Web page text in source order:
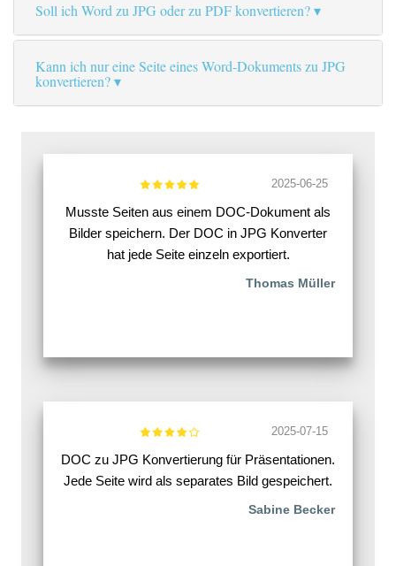
Soll ich Word zu JPG oder zu PDF konvertieren?
Kann ich nur eine Seite eines Word-Dokuments zu JPG
konvertieren?
2025-06-25
Musste Seiten aus einem DOC-Dokument als
Bilder speichern. Der DOC in JPG Konverter
hat jede Seite einzeln exportiert.
Thomas Müller
2025-07-15
DOC zu JPG Konvertierung für Präsentationen.
Jede Seite wird als separates Bild gespeichert.
Sabine Becker